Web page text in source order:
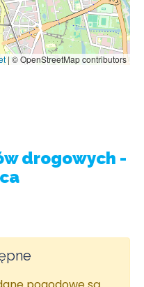
| © OpenStreetMap contributors
drogowych -